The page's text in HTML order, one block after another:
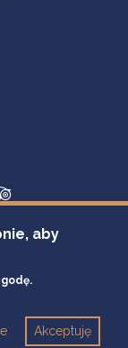
aby
Akceptuję